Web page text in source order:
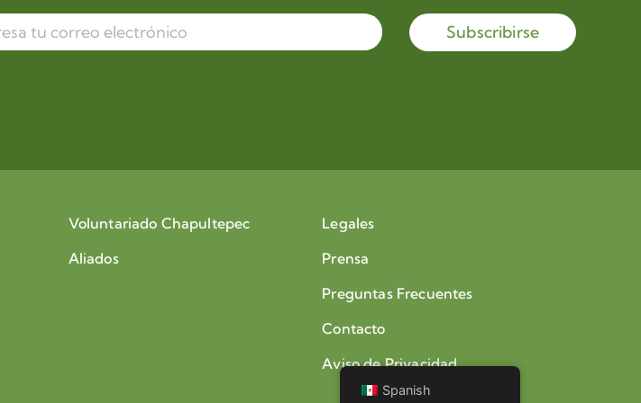
Subscribirse
Voluntariado Chapultepec
Aliados
Legales
Prensa
Preguntas Frecuentes
Contacto
Aviso de Privacidad
Spanish